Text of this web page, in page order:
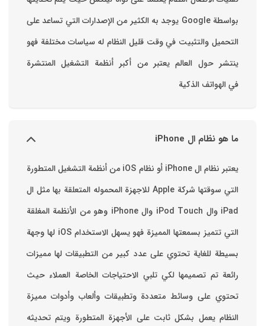
بواسطة ‫Google‬ ‏يوجد به الكثير من الإصدارات التي تساعد على
التحميل والتثبيت في وقت قليل ‏النظام له سياسات مختلفة فهو
ينتشر حول العالم يعتبر من أكبر أنظمة التشغيل المنتشرة
في الهواتف الذكية
ما هو نظام ال iPhone
يعتبر نظام ال iPhone أو نظام iOS من أنظمة التشغيل المتطورة
التي سوقتها شركة Apple للاجهزة المحموله المتعلقة بها مثل ال
iPad وال iPod Touch وال iPhone وهو من الأنظمة المغلقة
التي تتميز بسمعتها المميزة فهو يسهل الاستخدام ‏iOS لها وجهة
بسيطة للغاية تحتوي على عدد كبير من التطبيقات لها مميزات
رائعة تم تصميمها لكي تلبي الاحتياجات الخاصة العملاء حيث
تحتوي على وسائط متعددة وتطبيقات وألعاب وأدوات مميزة
‏النظام يعمل بشكل ثابت على الأجهزة المتطورة ويتم تحديثه